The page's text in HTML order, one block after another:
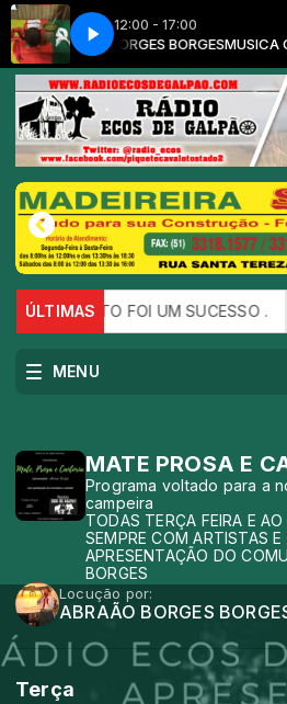
12:00 - 17:00
ABRAÃO BORGES BORGESMUSICA
(09) - AJOSADO A
ÚLTIMAS
AGOSTO FOI UM SUCESSO .
MENU
MATE PROSA E
Programa voltado para a
campeira
TODAS TERÇA FEIRA E
SEMPRE COM ARTISTAS
APRESENTAÇÃO DO
BORGES
Locução por:
ABRAÃO BORGES
Terça